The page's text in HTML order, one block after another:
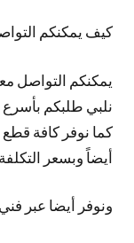
كيف يمكنكم
يمكنكم التواصل
نلبي طلبكم
كما نوفر كافة قطع
أيضاً وبسعر التكلفة
ونوفر أيضا عبر